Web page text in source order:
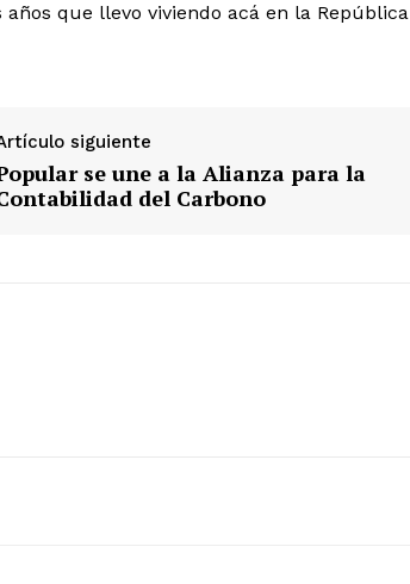
que llevo viviendo acá en la República
siguiente
se une a la Alianza para la
del Carbono